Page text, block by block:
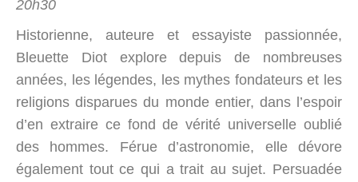
20h30
Historienne, auteure et essayiste passionnée,
Bleuette Diot explore depuis de nombreuses
années, les légendes, les mythes fondateurs et les
religions disparues du monde entier, dans l’espoir
d’en extraire ce fond de vérité universelle oublié
des hommes. Férue d’astronomie, elle dévore
également tout ce qui a trait au sujet. Persuadée